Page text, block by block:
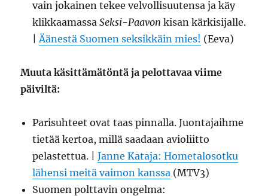
vain jokainen tekee velvollisuutensa ja käy
klikkaamassaSeksi-Paavon kisan kärkisijalle.
|Äänestä Suomen seksikkäin mies! (Eeva)
Muuta käsittämätöntä ja pelottavaa viime
päiviltä:
Parisuhteet ovat taas pinnalla. Juontajaihme
tietää kertoa, millä saadaan avioliitto
pelastettua. |Janne Kataja: Hometalosotku
lähensi meitä vaimon kanssa (MTV3)
Suomen polttavin ongelma: